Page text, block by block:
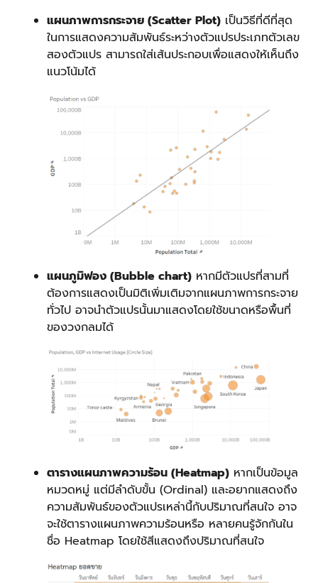
แผนภาพการกระจาย (Scatter Plot) เป็นวิธีที่ดีที่สุด
ในการแสดงความสัมพันธ์ระหว่างตัวแปรประเภทตัวเลข
สองตัวแปร สามารถใส่เส้นประกอบเพื่อแสดงให้เห็นถึง
แนวโน้มได้
แผนภูมิฟอง (Bubble chart) หากมีตัวแปรที่สามที่
ต้องการแสดงเป็นมิติเพิ่มเติมจากแผนภาพการกระจาย
ทั่วไป อาจนำตัวแปรนั้นมาแสดงโดยใช้ขนาดหรือพื้นที่
ของวงกลมได้
ตารางแผนภาพความร้อน (Heatmap) หากเป็นข้อมูล
หมวดหมู่ แต่มีลำดับขั้น (Ordinal) และอยากแสดงถึง
ความสัมพันธ์ของตัวแปรเหล่านี้กับปริมาณที่สนใจ อาจ
จะใช้ตารางแผนภาพความร้อนหรือ หลายคนรู้จักกันใน
ชื่อ Heatmap โดยใช้สีแสดงถึงปริมาณที่สนใจ